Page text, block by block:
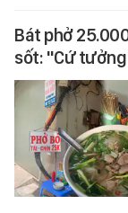
Bát phở
sốt: "Cứ tưởng